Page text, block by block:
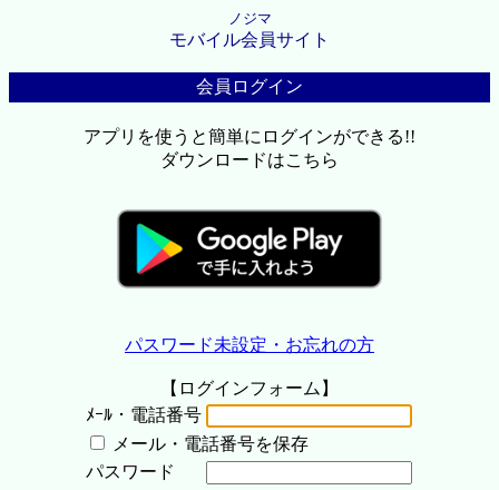
ノジマ
モバイル会員サイト
会員ログイン
アプリを使うと簡単にログインができる!!
ダウンロードはこちら
パスワード未設定・お忘れの方
【ログインフォーム】
ﾒｰﾙ・電話番号
メール・電話番号を保存
パスワード